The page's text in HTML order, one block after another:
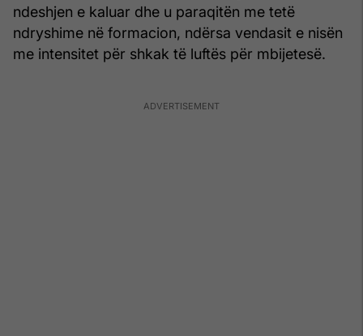
ndeshjen e kaluar dhe u paraqitën me tetë
ndryshime në formacion, ndërsa vendasit e nisën
me intensitet për shkak të luftës për mbijetesë.